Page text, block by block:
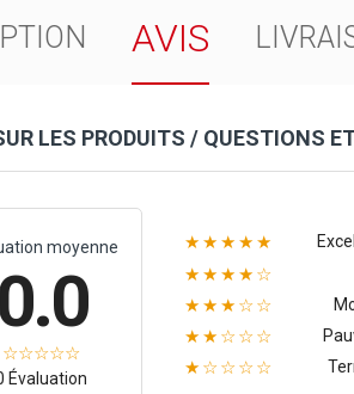
AVIS
LES PRODUITS / QUESTIONS
moyenne
0.0
Évaluation
★★★★★
★★★★☆
★★★☆☆
★★☆☆☆
★☆☆☆☆